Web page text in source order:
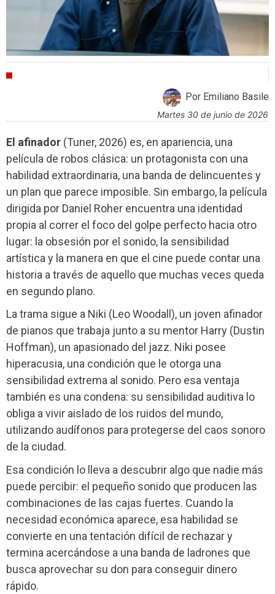
Por Emiliano Basile
martes 30 de junio de 2026
El afinador (Tuner, 2026) es, en apariencia, una
película de robos clásica: un protagonista con una
habilidad extraordinaria, una banda de delincuentes y
un plan que parece imposible. Sin embargo, la película
dirigida por Daniel Roher encuentra una identidad
propia al correr el foco del golpe perfecto hacia otro
lugar: la obsesión por el sonido, la sensibilidad
artística y la manera en que el cine puede contar una
historia a través de aquello que muchas veces queda
en segundo plano.
La trama sigue a Niki (Leo Woodall), un joven afinador
de pianos que trabaja junto a su mentor Harry (Dustin
Hoffman), un apasionado del jazz. Niki posee
hiperacusia, una condición que le otorga una
sensibilidad extrema al sonido. Pero esa ventaja
también es una condena: su sensibilidad auditiva lo
obliga a vivir aislado de los ruidos del mundo,
utilizando audífonos para protegerse del caos sonoro
de la ciudad.
Esa condición lo lleva a descubrir algo que nadie más
puede percibir: el pequeño sonido que producen las
combinaciones de las cajas fuertes. Cuando la
necesidad económica aparece, esa habilidad se
convierte en una tentación difícil de rechazar y
termina acercándose a una banda de ladrones que
busca aprovechar su don para conseguir dinero
rápido.